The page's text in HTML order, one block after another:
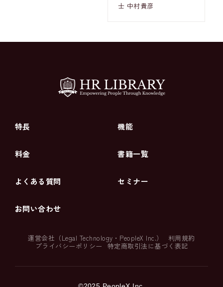
士 中村貴彦
特長 機能
料金 書籍一覧
よくある質問 セミナー
お問い合わせ
運営会社（Legal Technology ・ PeopleX Inc.）
利用規約
プライバシーポリシー
特定商取引法に基づく表記